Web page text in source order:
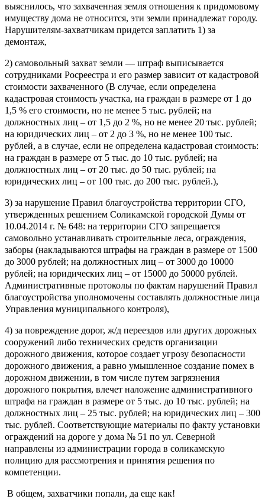
выяснилось, что захваченная земля отношения к придомовому
имуществу дома не относится, эти земли принадлежат городу.
Нарушителям-захватчикам придется заплатить 1) за
демонтаж,
2) самовольный захват земли — штраф выписывается
сотрудниками Росреестра и его размер зависит от кадастровой
стоимости захваченного (В случае, если определена
кадастровая стоимость участка, на граждан в размере от 1 до
1,5 % его стоимости, но не менее 5 тыс. рублей; на
должностных лиц – от 1,5 до 2 %, но не менее 20 тыс. рублей;
на юридических лиц – от 2 до 3 %, но не менее 100 тыс.
рублей, а в случае, если не определена кадастровая стоимость:
на граждан в размере от 5 тыс. до 10 тыс. рублей; на
должностных лиц – от 20 тыс. до 50 тыс. рублей; на
юридических лиц – от 100 тыс. до 200 тыс. рублей.),
3) за нарушение Правил благоустройства территории СГО,
утвержденных решением Соликамской городской Думы от
10.04.2014 г. № 648: на территории СГО запрещается
самовольно устанавливать строительные леса, ограждения,
заборы (накладываются штрафы на граждан в размере от 1500
до 3000 рублей; на должностных лиц – от 3000 до 10000
рублей; на юридических лиц – от 15000 до 50000 рублей.
Административные протоколы по фактам нарушений Правил
благоустройства уполномочены составлять должностные лица
Управления муниципального контроля),
4) за повреждение дорог, ж/д переездов или других дорожных
сооружений либо технических средств организации
дорожного движения, которое создает угрозу безопасности
дорожного движения, а равно умышленное создание помех в
дорожном движении, в том числе путем загрязнения
дорожного покрытия, влечет наложение административного
штрафа на граждан в размере от 5 тыс. до 10 тыс. рублей; на
должностных лиц – 25 тыс. рублей; на юридических лиц – 300
тыс. рублей. Соответствующие материалы по факту установки
ограждений на дороге у дома № 51 по ул. Северной
направлены из администрации города в соликамскую
полицию для рассмотрения и принятия решения по
компетенции.
В общем, захватчики попали, да еще как!